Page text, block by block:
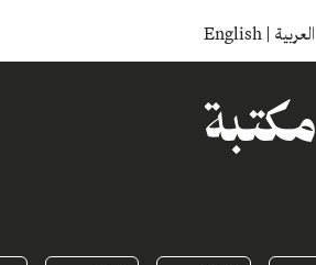
English | العربية
مكتبة